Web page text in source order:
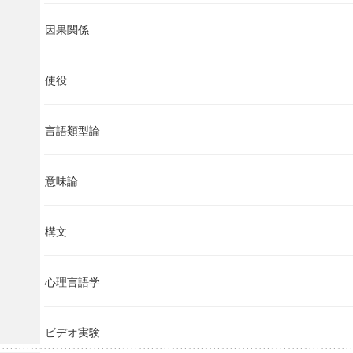
因果関係
使役
言語類型論
意味論
構文
心理言語学
ビデオ実験